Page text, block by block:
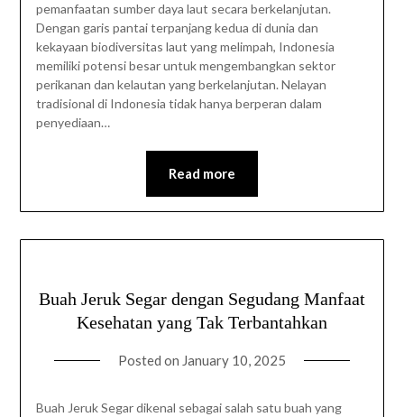
pemanfaatan sumber daya laut secara berkelanjutan.
Dengan garis pantai terpanjang kedua di dunia dan
kekayaan biodiversitas laut yang melimpah, Indonesia
memiliki potensi besar untuk mengembangkan sektor
perikanan dan kelautan yang berkelanjutan. Nelayan
tradisional di Indonesia tidak hanya berperan dalam
penyediaan…
Read more
Buah Jeruk Segar dengan Segudang Manfaat
Kesehatan yang Tak Terbantahkan
Posted on January 10, 2025
Buah Jeruk Segar dikenal sebagai salah satu buah yang